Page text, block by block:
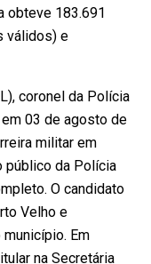
obteve 183.691
válidos) e
coronel da Polícia
03 de agosto de
militar em
público da Polícia
O candidato
Velho e
Em
na Secretária